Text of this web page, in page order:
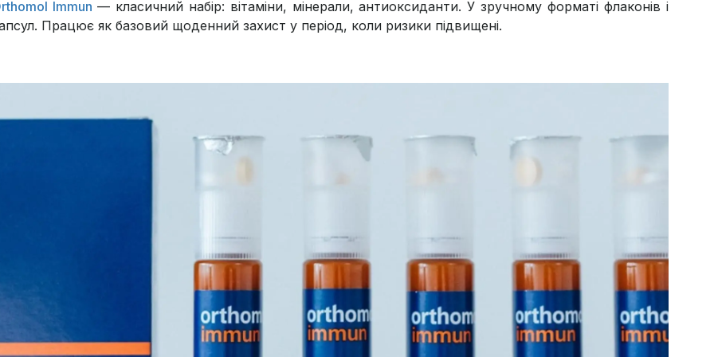
Immun — класичний набір: вітаміни, мінерали, антиоксиданти. У зручному форматі флаконів і
Працює як базовий щоденний захист у період, коли ризики підвищені.